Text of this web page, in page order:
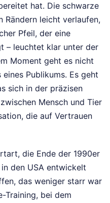
hat. Die schwarze
Rändern leicht verlaufen,
Pfeil, der eine
– leuchtet klar unter der
Moment geht es nicht
Publikums. Es geht
sich in der präzisen
Mensch und Tier
die auf Vertrauen
die Ende der 1990er
den USA entwickelt
das weniger starr war
Training, bei dem